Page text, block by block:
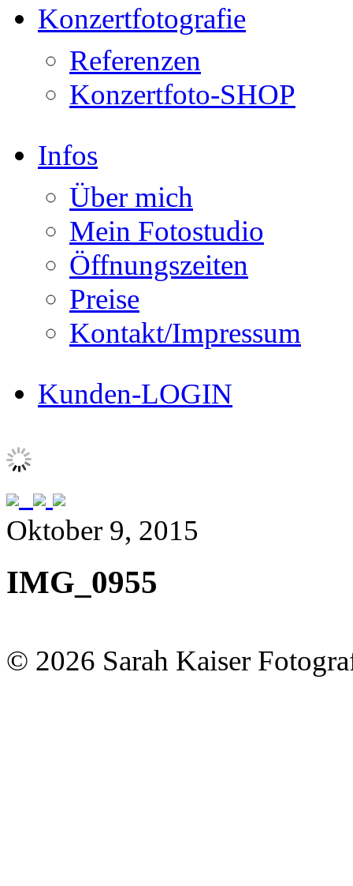
Konzertfotografie
Referenzen
Konzertfoto-SHOP
Infos
Über mich
Mein Fotostudio
Öffnungszeiten
Preise
Kontakt/Impressum
Kunden-LOGIN
Oktober 9, 2015
IMG_0955
© 2026 Sarah Kaiser